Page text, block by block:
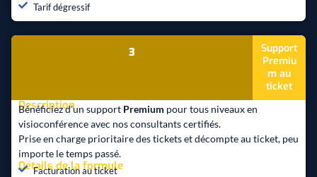
Tarif dégressif
3
Support
Premiu
m au
ticket
Description
Bénéficiez d’un support Premium pour tous niveaux en
visioconférence avec nos consultants certifiés.
Prise en charge prioritaire des tickets et décompte au ticket, peu
importe le temps passé.
Détails de la formule
Facturation au ticket